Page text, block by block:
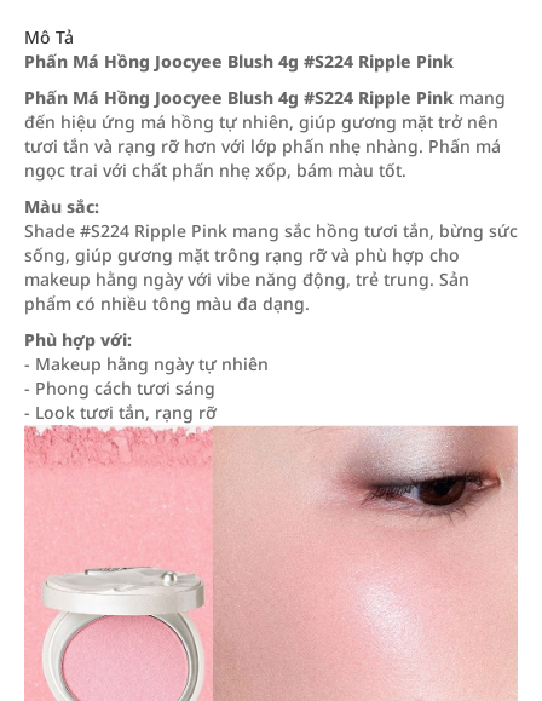
Mô Tả
Phấn Má Hồng Joocyee Blush 4g #S224 Ripple Pink
Phấn Má Hồng Joocyee Blush 4g #S224 Ripple Pink mang
đến hiệu ứng má hồng tự nhiên, giúp gương mặt trở nên
tươi tắn và rạng rỡ hơn với lớp phấn nhẹ nhàng. Phấn má
ngọc trai với chất phấn nhẹ xốp, bám màu tốt.
Màu sắc:
Shade #S224 Ripple Pink mang sắc hồng tươi tắn, bừng sức
sống, giúp gương mặt trông rạng rỡ và phù hợp cho
makeup hằng ngày với vibe năng động, trẻ trung. Sản
phẩm có nhiều tông màu đa dạng.
Phù hợp với:
- Makeup hằng ngày tự nhiên
- Phong cách tươi sáng
- Look tươi tắn, rạng rỡ